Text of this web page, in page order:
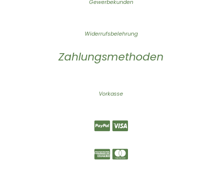
Gewerbekunden
Widerrufsbelehrung
Zahlungsmethoden
Vorkasse